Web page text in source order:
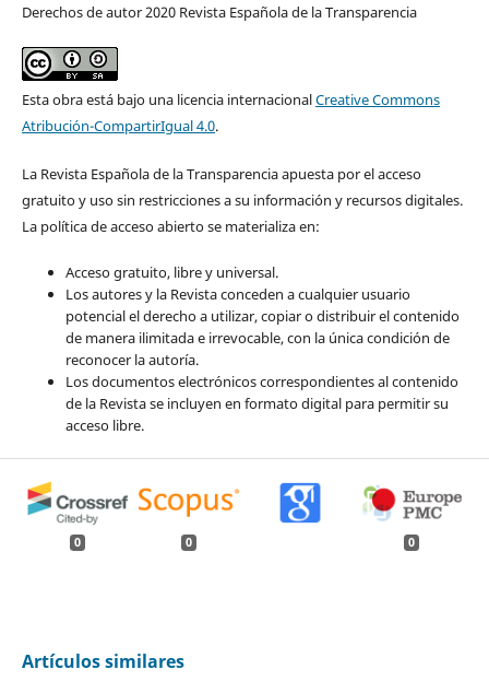
Derechos de autor 2020 Revista Española de la Transparencia
Esta obra está bajo una licencia internacionalCreative Commons
Atribución-CompartirIgual 4.0.
La Revista Española de la Transparencia apuesta por el acceso
gratuito y uso sin restricciones a su información y recursos digitales.
La política de acceso abierto se materializa en:
Acceso gratuito, libre y universal.
Los autores y la Revista conceden a cualquier usuario
potencial el derecho a utilizar, copiar o distribuir el contenido
de manera ilimitada e irrevocable, con la única condición de
reconocer la autoría.
Los documentos electrónicos correspondientes al contenido
de la Revista se incluyen en formato digital para permitir su
acceso libre.
0 0 0
Artículos similares